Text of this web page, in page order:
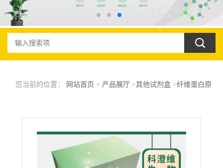
您当前的位置： 网站首页 > 产品展厅>其他试剂盒>纤维蛋白原